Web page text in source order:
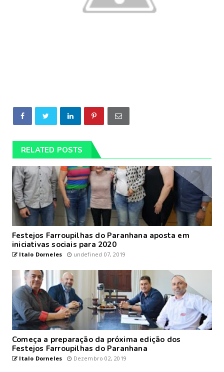
RELATED POSTS
Festejos Farroupilhas do Paranhana aposta em
iniciativas sociais para 2020
Italo Dorneles undefined 07, 2019
Começa a preparação da próxima edição dos
Festejos Farroupilhas do Paranhana
Italo Dorneles Dezembro 02, 2019